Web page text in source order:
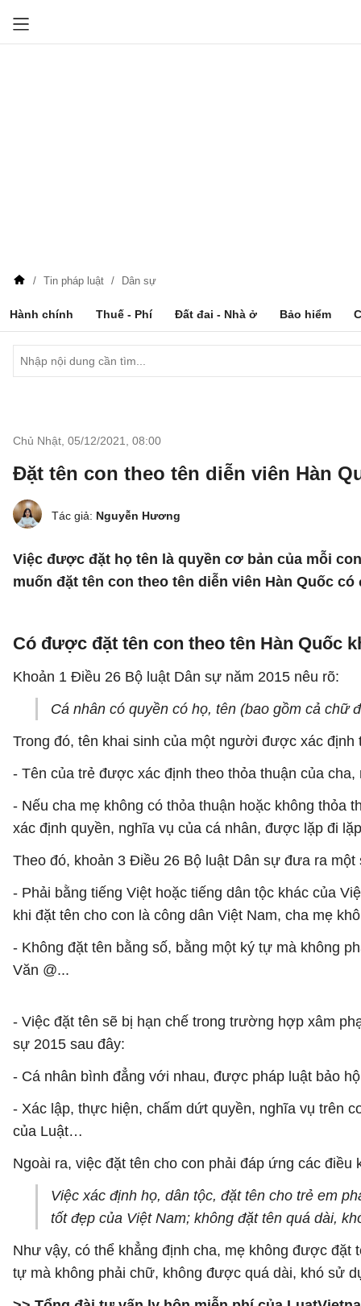
Tin pháp luật Dân sự
Hành chính Thuế - Phí Đất đai - Nhà ở Bảo hiểm
Chủ Nhật, 05/12/2021 08:00
Đặt tên con theo tên diễn viên Hàn
Tác giả: Nguyễn Hương
Việc được đặt họ tên là quyền cơ bản của mỗi
muốn đặt tên con theo tên diễn viên Hàn Quốc
Có được đặt tên con theo tên Hàn Quốc
Khoản 1 Điều 26 Bộ luật Dân sự năm 2015 nêu rõ:
Cá nhân có quyền có họ, tên (bao gồm cả chữ
Trong đó, tên khai sinh của một người được xác
- Tên của trẻ được xác định theo thỏa thuận của
- Nếu cha mẹ không có thỏa thuận hoặc không thỏa
xác định quyền, nghĩa vụ của cá nhân, được lặp đi
Theo đó, khoản 3 Điều 26 Bộ luật Dân sự đưa ra
- Phải bằng tiếng Việt hoặc tiếng dân tộc khác của
khi đặt tên cho con là công dân Việt Nam, cha mẹ
- Không đặt tên bằng số, bằng một ký tự mà không
Văn @...
- Việc đặt tên sẽ bị hạn chế trong trường hợp xâm
sự 2015 sau đây:
- Cá nhân bình đẳng với nhau, được pháp luật bảo
- Xác lập, thực hiện, chấm dứt quyền, nghĩa vụ trên
của Luật…
Ngoài ra, việc đặt tên cho con phải đáp ứng các
Việc xác định họ, dân tộc, đặt tên cho trẻ em
tốt đẹp của Việt Nam; không đặt tên quá dài,
Như vậy, có thể khẳng định cha, mẹ không được
tự mà không phải chữ, không được quá dài, khó sử